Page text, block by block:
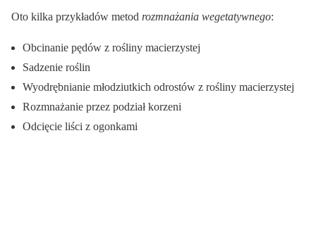
Oto kilka przykładów metod rozmnażania wegetatywnego:
Obcinanie pędów z rośliny macierzystej
Sadzenie roślin
Wyodrębnianie młodziutkich odrostów z rośliny macierzystej
Rozmnażanie przez podział korzeni
Odcięcie liści z ogonkami